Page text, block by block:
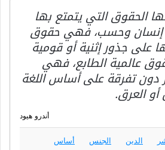
الحقوق التي يتمتع بها
إنسان وحسب، فهي حقوق
على جذور إثنية أو قومية
عالمية الطابع، فهي
دون تفرقة على أساس اللغة
أو العرق.
أندرو هيود
الدين الجنس
أساس